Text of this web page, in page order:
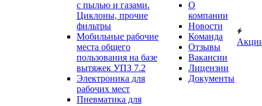
с пылью и газами.
Циклоны, прочие
фильтры
Мобильные рабочие
места общего
пользования на базе
вытяжек УПЗ 7.2
Электроника для
рабочих мест
Пневматика для
О
компании
Новости
Команда
Отзывы
Вакансии
Лицензии
Документы